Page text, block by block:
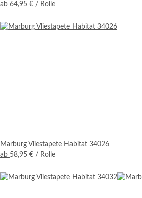
ab 64,95 € / Rolle
Marburg Vliestapete Habitat 34026
ab 58,95 € / Rolle